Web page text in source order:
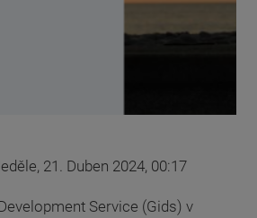
21. Duben 2024, 00:17
Service (Gids) v